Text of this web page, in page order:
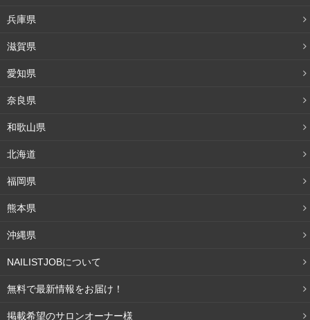
・甜茶
・そば茶
・ルイボスティー
・カモミールティー
・小豆茶
・コーン茶
・タンポポ茶
etc
特に最後の「タンポポ茶」に関しては、タンポポの根を焙
煎した香りがコーヒーに似ているといわれており、ミルク
を入れるとラテを飲んでいるような風味を味わえるので
兵庫県
滋賀県
愛知県
奈良県
和歌山県
北海道
福岡県
熊本県
沖縄県
NAILISTJOBについて
無料で最新情報をお届け！
掲載希望のサロンオーナー様